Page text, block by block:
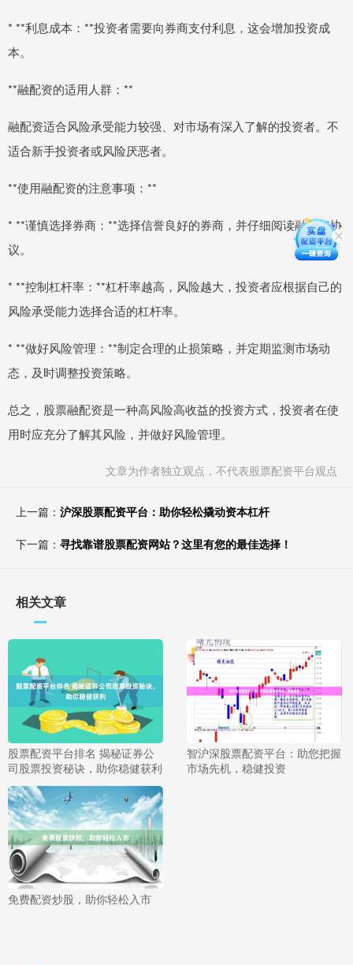
* **利息成本：**投资者需要向券商支付利息，这会增加投资成
本。
**融配资的适用人群：**
融配资适合风险承受能力较强、对市场有深入了解的投资者。不
适合新手投资者或风险厌恶者。
**使用融配资的注意事项：**
* **谨慎选择券商：**选择信誉良好的券商，并仔细阅读融配资协
议。
* **控制杠杆率：**杠杆率越高，风险越大，投资者应根据自己的
风险承受能力选择合适的杠杆率。
* **做好风险管理：**制定合理的止损策略，并定期监测市场动
态，及时调整投资策略。
总之，股票融配资是一种高风险高收益的投资方式，投资者在使
用时应充分了解其风险，并做好风险管理。
文章为作者独立观点，不代表股票配资平台观点
上一篇： 沪深股票配资平台：助你轻松撬动资本杠杆
下一篇： 寻找靠谱股票配资网站？这里有您的最佳选择！
相关文章
股票配资平台排名 揭秘证券公
司股票投资秘诀，助你稳健获利
智沪深股票配资平台：助您把握
市场先机，稳健投资
免费配资炒股，助你轻松入市